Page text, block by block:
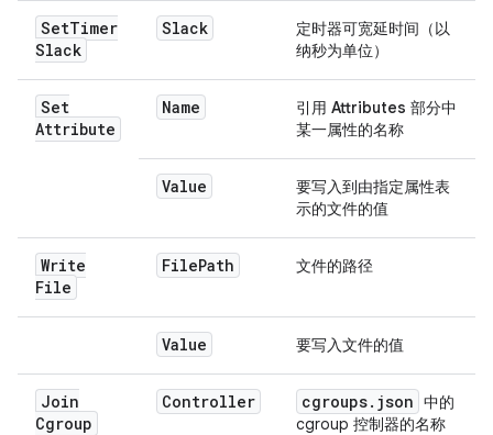
SetTimer
Slack
Slack
定时器可宽延时间（以
纳秒为单位）
Set
Attribute
Name 引用 Attributes 部分中
某一属性的名称
Value
要写入到由指定属性表
示的文件的值
Write
File
FilePath 文件的路径
Value 要写入文件的值
Join
Cgroup
Controller cgroups. json 中的
cgroup 控制器的名称